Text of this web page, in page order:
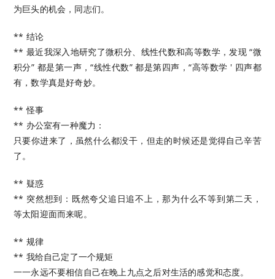
为巨头的机会，同志们。
** 结论
** 最近我深入地研究了微积分、线性代数和高等数学，发现 “微
积分” 都是第一声，“线性代数” 都是第四声，“高等数学 ' 四声都
有，数学真是好奇妙。
** 怪事
** 办公室有一种魔力：
只要你进来了，虽然什么都没干，但走的时候还是觉得自己辛苦
了。
** 疑惑
** 突然想到：既然夸父追日追不上，那为什么不等到第二天，
等太阳迎面而来呢。
** 规律
** 我给自己定了一个规矩
一一永远不要相信自己在晚上九点之后对生活的感觉和态度。